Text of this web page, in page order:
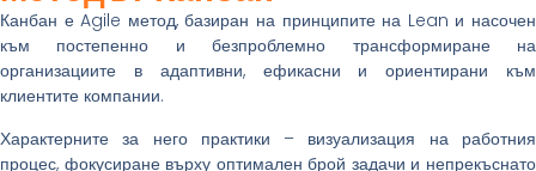
Канбан е Agile метод, базиран на принципите на Lean и насочен
към постепенно и безпроблемно трансформиране на
организациите в адаптивни, ефикасни и ориентирани към
клиентите компании.
Характерните за него практики – визуализация на работния
процес, фокусиране върху оптимален брой задачи и непрекъснато